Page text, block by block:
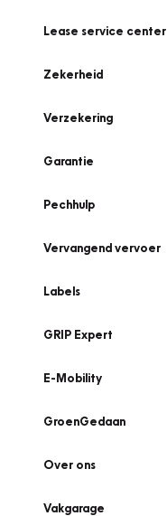
Lease service center
Zekerheid
Verzekering
Garantie
Pechhulp
Vervangend vervoer
Labels
GRIP Expert
E-Mobility
GroenGedaan
Over ons
Vakgarage